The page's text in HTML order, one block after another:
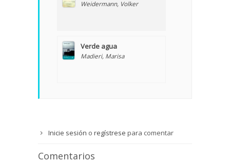
Weidermann, Volker
Verde agua
Madieri, Marisa
Inicie sesión o regístrese para comentar
Comentarios